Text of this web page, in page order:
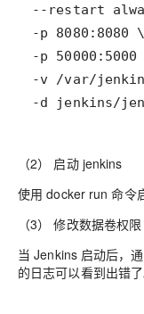
-d jenkins/
（2） 启动 jenkins
使用 docker run 命令
（3） 修改数据卷权限
当 Jenkins 启动后，
的日志可以看到出错了